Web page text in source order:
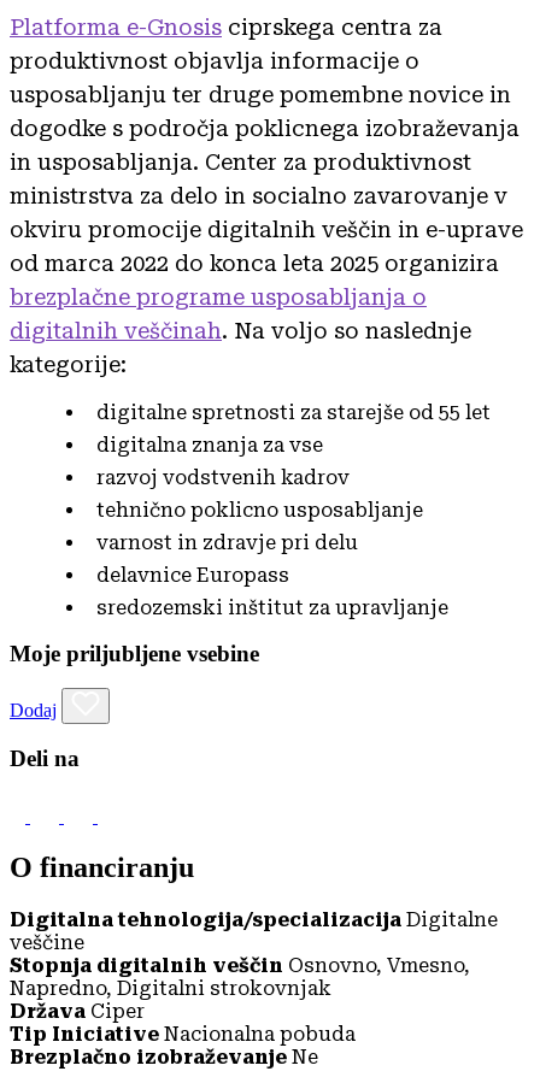
Platforma e-Gnosis ciprskega centra za
produktivnost objavlja informacije o
usposabljanju ter druge pomembne novice in
dogodke s področja poklicnega izobraževanja
in usposabljanja. Center za produktivnost
ministrstva za delo in socialno zavarovanje v
okviru promocije digitalnih veščin in e-uprave
od marca 2022 do konca leta 2025 organizira
brezplačne programe usposabljanja o
digitalnih veščinah. Na voljo so naslednje
kategorije:
digitalne spretnosti za starejše od 55 let
digitalna znanja za vse
razvoj vodstvenih kadrov
tehnično poklicno usposabljanje
varnost in zdravje pri delu
delavnice Europass
sredozemski inštitut za upravljanje
Moje priljubljene vsebine
Dodaj
Deli na
O financiranju
Digitalna tehnologija/specializacija Digitalne
veščine
Stopnja digitalnih veščin Osnovno, Vmesno,
Napredno, Digitalni strokovnjak
Država Ciper
Tip Iniciative Nacionalna pobuda
Brezplačno izobraževanje Ne